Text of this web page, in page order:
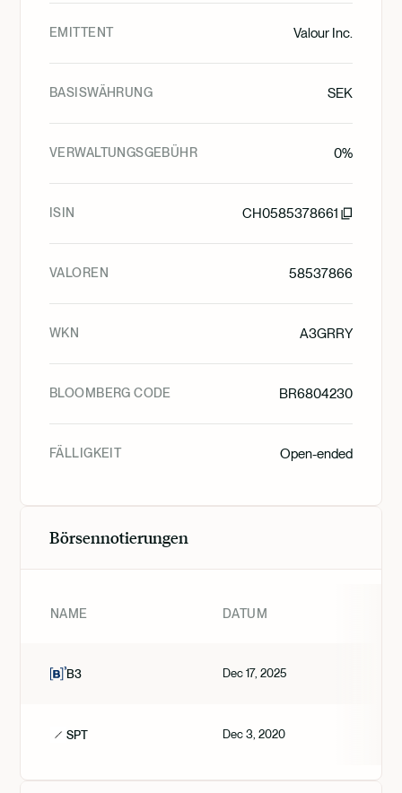
EMITTENT Valour Inc.
BASISWÄHRUNG SEK
VERWALTUNGSGEBÜHR 0%
ISIN CH0585378661
VALOREN 58537866
WKN A3GRRY
BLOOMBERG CODE BR6804230
FÄLLIGKEIT Open-ended
Börsennotierungen
NAME DATUM
B3 Dec 17, 2025
SPT Dec 3, 2020